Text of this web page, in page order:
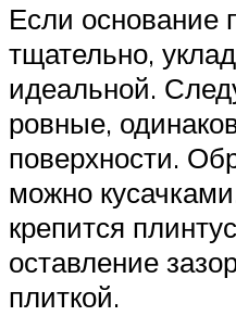
Если основание
тщательно,
идеальной.
ровные,
поверхности.
можно
крепится
оставление
плиткой.